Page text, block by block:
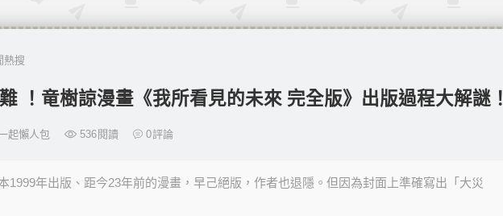
熱搜
！竜樹諒漫畫《我所看見的未來 完全版》出版過程大解謎！
起懶人包 536 閱讀 0評論
1999年出版、距今23年前的漫畫，早己絕版，作者也退隱。但因為封面上準確寫出「大災